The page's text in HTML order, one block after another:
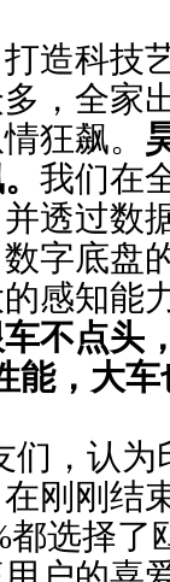
造科技
，全家
狂飙。
我们在
透过数
字底盘
感知能
不点头
能，大
们，认
刚刚结
选择了